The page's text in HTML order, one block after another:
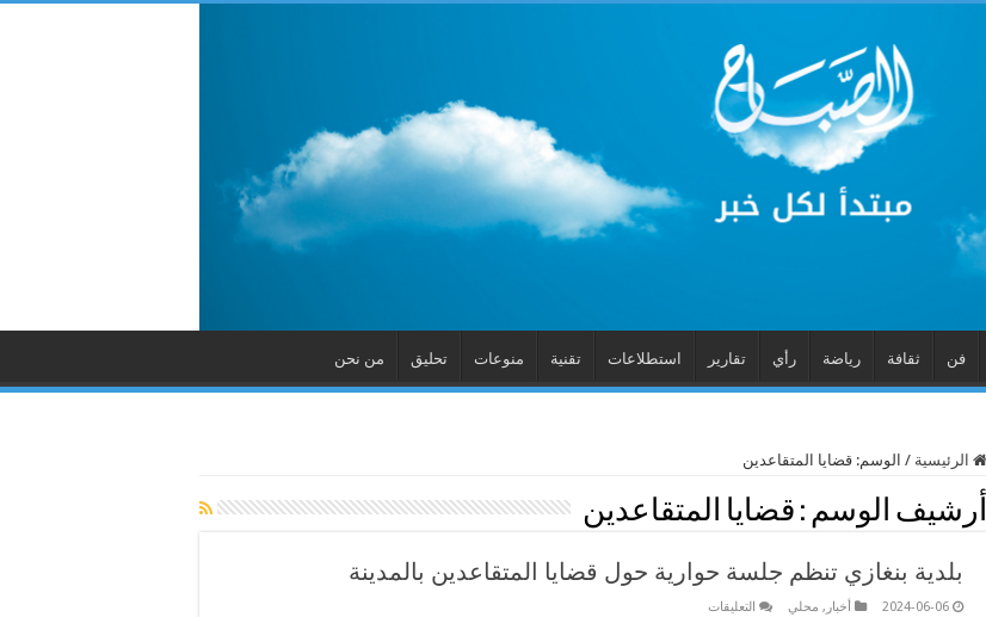
فن ثقافة رياضة رأي تقارير استطلاعات تقنية منوعات تحليق من نحن
الرئيسية / الوسم: قضايا المتقاعدين
أرشيف الوسم : قضايا المتقاعدين
بلدية بنغازي تنظم جلسة حوارية حول قضايا المتقاعدين بالمدينة
2024-06-06 أخبار , محلي التعليقات